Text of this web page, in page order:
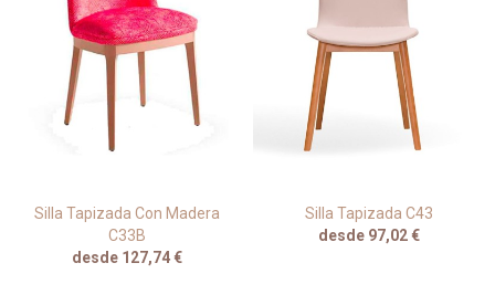
Silla Tapizada Con Madera
C33B
desde 127,74 €
Silla Tapizada C43
desde 97,02 €